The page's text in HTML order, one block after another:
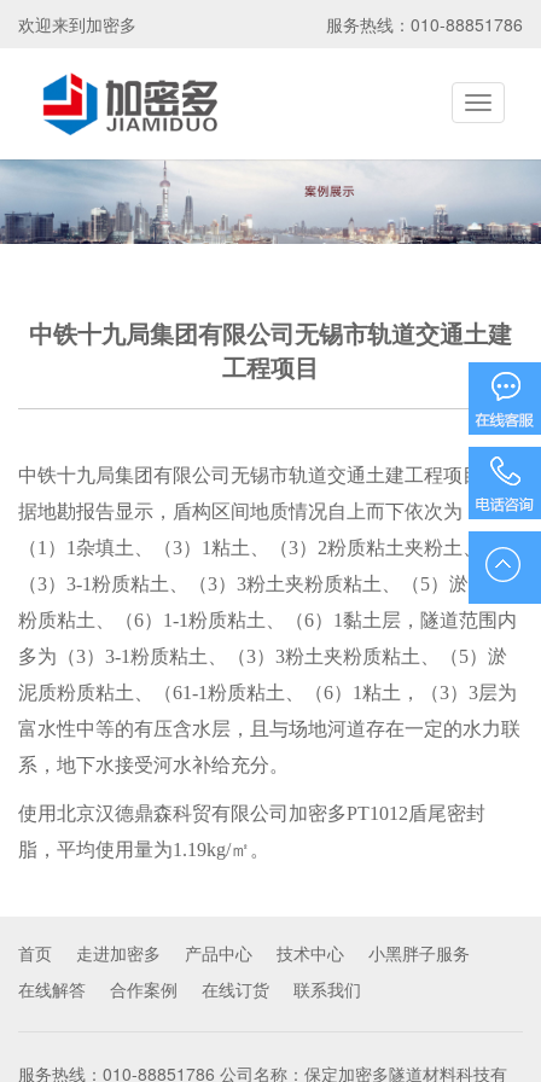
欢迎来到加密多 服务热线：010-88851786
Toggle
中铁十九局集团有限公司无锡市轨道交通土建
工程项目
中铁十九局集团有限公司无锡市轨道交通土建工程项目。根
据地勘报告显示，盾构区间地质情况自上而下依次为：
（1）1杂填土、（3）1粘土、（3）2粉质粘土夹粉土、
（3）3-1粉质粘土、（3）3粉土夹粉质粘土、（5）淤泥质
粉质粘土、（6）1-1粉质粘土、（6）1黏土层，隧道范围内
多为（3）3-1粉质粘土、（3）3粉土夹粉质粘土、（5）淤
泥质粉质粘土、（61-1粉质粘土、（6）1粘土，（3）3层为
富水性中等的有压含水层，且与场地河道存在一定的水力联
系，地下水接受河水补给充分。
使用北京汉德鼎森科贸有限公司加密多PT1012盾尾密封
脂，平均使用量为1.19kg/㎡。
首页 走进加密多 产品中心 技术中心
小黑胖子服务
在线解答
合作案例 在线订货 联系我们
服务热线：010-88851786 公司名称：保定加密多隧道材料科技有
010-
88851833